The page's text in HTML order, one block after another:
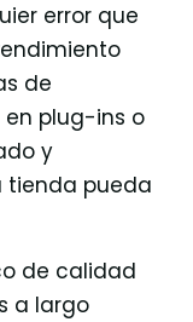
error que
de
plug-ins o
y
tienda pueda
de calidad
a largo